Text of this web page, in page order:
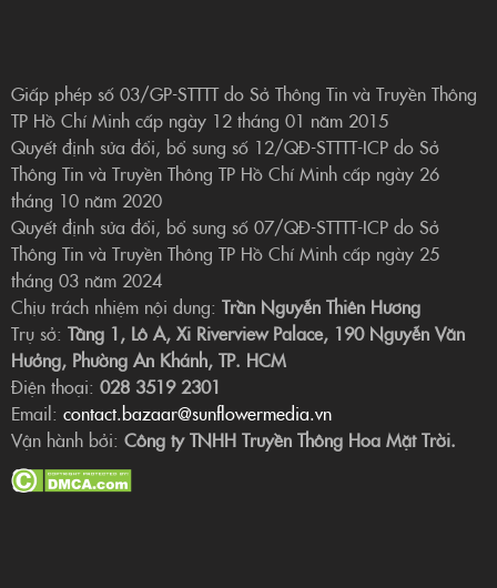
Giấp phép số 03/GP-STTTT do Sở Thông Tin và Truyền Thông
TP Hồ Chí Minh cấp ngày 12 tháng 01 năm 2015
Quyết định sửa đổi, bổ sung số 12/QĐ-STTTT-ICP do Sở
Thông Tin và Truyền Thông TP Hồ Chí Minh cấp ngày 26
tháng 10 năm 2020
Quyết định sửa đổi, bổ sung số 07/QĐ-STTTT-ICP do Sở
Thông Tin và Truyền Thông TP Hồ Chí Minh cấp ngày 25
tháng 03 năm 2024
Chịu trách nhiệm nội dung: Trần Nguyễn Thiên Hương
Trụ sở: Tầng 1, Lô A, Xi Riverview Palace, 190 Nguyễn Văn
Hưởng, Phường An Khánh, TP. HCM
Điện thoại: 028 3519 2301
Email: contact.bazaar@sunflowermedia.vn
Vận hành bởi: Công ty TNHH Truyền Thông Hoa Mặt Trời.